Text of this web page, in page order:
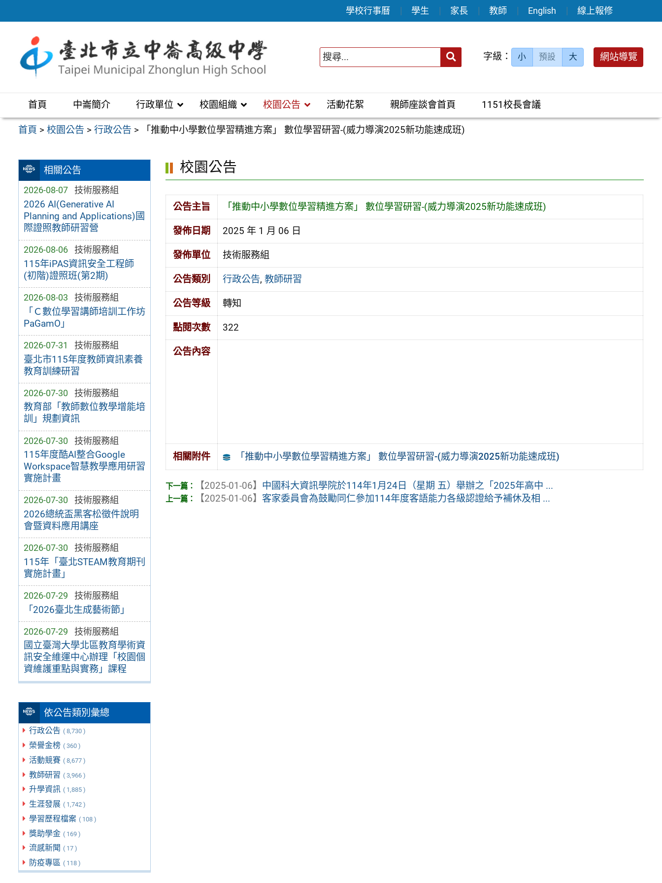
至
區
學校行事曆 學生 家長 教師 English 線上報修
送出 字級： 小 預設 大 網站導覽
首頁 中崙簡介 行政單位 校園組織 校園公告 活動花絮 親師座談會首頁 1151校長會議
首頁 >校園公告 >行政公告 > 「推動中小學數位學習精進方案」 數位學習研習-(威力導演2025新功能速成班)
相關公告
2026-08-07 技術服務組
2026 AI(Generative AI
Planning and Applications)國
際證照教師研習營
2026-08-06 技術服務組
115年iPAS資訊安全工程師
(初階)證照班(第2期)
2026-08-03 技術服務組
「Ｃ數位學習講師培訓工作坊
PaGamO」
2026-07-31 技術服務組
臺北市115年度教師資訊素養
教育訓練研習
2026-07-30 技術服務組
教育部「教師數位教學增能培
訓」規劃資訊
2026-07-30 技術服務組
115年度酷AI整合Google
Workspace智慧教學應用研習
實施計畫
2026-07-30 技術服務組
2026總統盃黑客松徵件說明
會暨資料應用講座
2026-07-30 技術服務組
115年「臺北STEAM教育期刊
實施計畫」
2026-07-29 技術服務組
「2026臺北生成藝術節」
2026-07-29 技術服務組
國立臺灣大學北區教育學術資
訊安全維運中心辦理「校園個
資維護重點與實務」課程
依公告類別彙總
行政公告 ( 8,730 )
榮譽金榜 ( 360 )
活動競賽 ( 8,677 )
教師研習 ( 3,966 )
升學資訊 ( 1,885 )
生涯發展 ( 1,742 )
學習歷程檔案 ( 108 )
獎助學金 ( 169 )
流感新聞 ( 17 )
防疫專區 ( 118 )
校園公告
公告主旨 「推動中小學數位學習精進方案」 數位學習研習-(威力導演2025新功能速成班)
發佈日期 2025 年 1 月 06 日
發佈單位 技術服務組
公告類別 行政公告,教師研習
公告等級 轉知
點閱次數 322
公告內容
相關附件 「推動中小學數位學習精進方案」 數位學習研習-(威力導演2025新功能速成班)
【2025-01-06】 中國科大資訊學院於114年1月24日（星期 五）舉辦之「2025年高中 ...
【2025-01-06】客家委員會為鼓勵同仁參加114年度客語能力各級認證給予補休及相 ...